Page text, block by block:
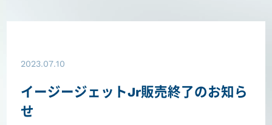
2023.07.10
イージージェットJr販売終了のお知ら
せ